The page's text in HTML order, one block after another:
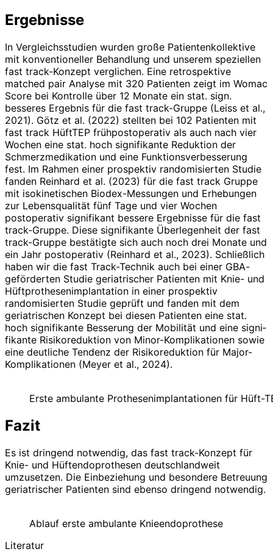
Ergebnisse
In Vergleichsstudien wurden große Patientenkollektive
mit konventioneller Behandlung und unserem speziellen
fast track-Konzept verglichen. Eine retro­spektive
matched pair Analyse mit 320 Patienten zeigt im Womac
Score bei Kontrolle über 12 Monate ein stat. sign.
besseres Ergebnis für die fast track-Gruppe (Leiss et al.,
2021). Götz et al. (2022) stellten bei 102 Patienten mit
fast track HüftTEP frühpostoperativ als auch nach vier
Wochen eine stat. hoch signifikante Reduktion der
Schmerzmedikation und eine Funktionsverbesserung
fest. Im Rahmen einer prospektiv randomisierten Studie
fanden Reinhard et al. (2023) für die fast track Gruppe
mit isokinetischen Biodex-Messungen und Erhebungen
zur Lebensqualität fünf Tage und vier Wochen
postoperativ signifikant bessere Ergebnisse für die fast
track-Gruppe. Diese signifikante Überlegenheit der fast
track-Gruppe bestätigte sich auch noch drei Monate und
ein Jahr postoperativ (Reinhard et al., 2023). Schließlich
haben wir die fast Track-Technik auch bei einer GBA-
geförderten Studie geriatrischer Patienten mit Knie- und
Hüftprothesenimplantation in einer prospektiv
randomisierten Studie geprüft und fanden mit dem
geriatrischen Konzept bei diesen Patienten eine stat.
hoch signifikante Besserung der Mobilität und eine signi­
fikante Risi­ko­reduktion von Minor-Komplikationen sowie
eine deutliche Tendenz der Risikoreduktion für Major-
Komplikationen (Meyer et al., 2024).
Erste ambulante Prothesen­implantationen für Hüft-
Fazit
Es ist dringend notwendig, das fast track-Konzept für
Knie- und Hüftendoprothesen deutschlandweit
umzusetzen. Die Einbeziehung und besondere Betreuung
geriatrischer Patienten sind ebenso dringend notwendig.
Ablauf erste ambulante Knieendoprothese
Literatur